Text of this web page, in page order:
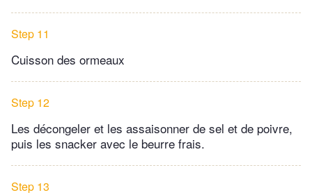
Step 11
Cuisson des ormeaux
Step 12
Les décongeler et les assaisonner de sel et de poivre,
puis les snacker avec le beurre frais.
Step 13